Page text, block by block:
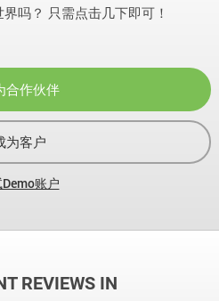
吗？ 只需点击几下即可！
合作伙伴
为客户
账户
REVIEWS IN